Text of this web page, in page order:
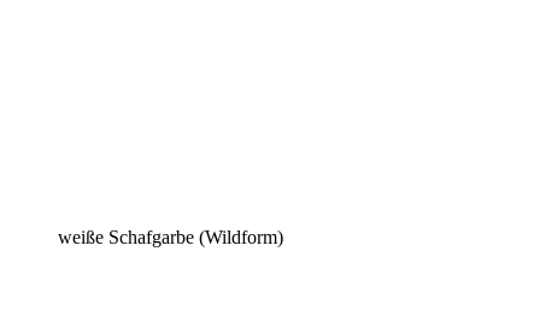
weiße Schafgarbe (Wildform)